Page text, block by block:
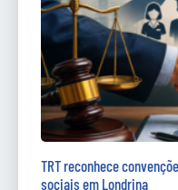
TRT reconhece
sociais em Londrina